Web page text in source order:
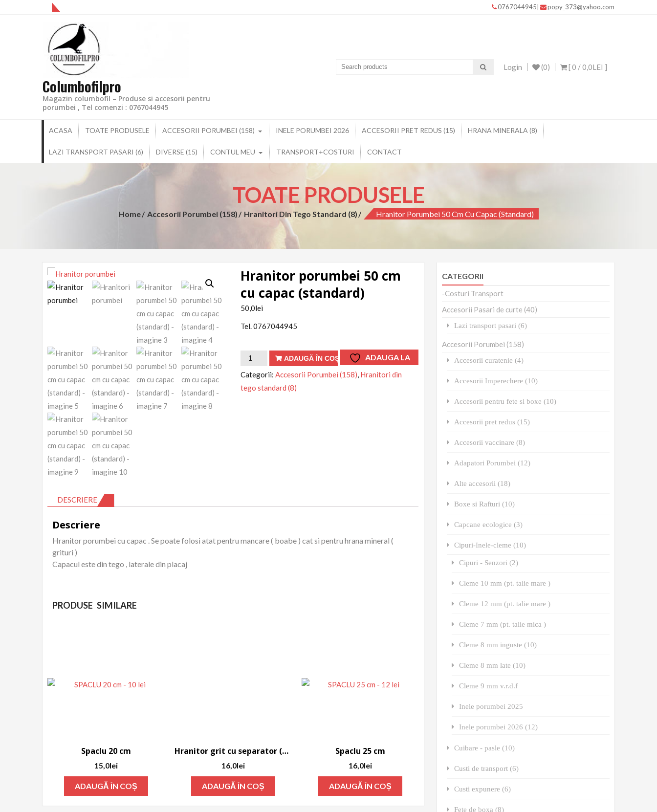
0767044945 popy_373@yahoo.com
Columbofilpro
Magazin columbofil – Produse si accesorii pentru
porumbei , Tel comenzi : 0767044945
[ 0 /0,0LEI ]
(0)
Login
ACASA TOATE PRODUSELE ACCESORII PORUMBEI (158) INELE PORUMBEI 2026 ACCESORII PRET REDUS (15) HRANA MINERALA (8)
LAZI TRANSPORT PASARI (6) DIVERSE (15) CONTUL MEU TRANSPORT+COSTURI CONTACT
TOATE PRODUSELE
Home Accesorii Porumbei (158) Hranitori Din Tego Standard (8) Hranitor Porumbei 50 Cm Cu Capac (standard)
Hranitor porumbei 50 cm
cu capac (standard)
50,0lei
Tel. 0767044945
Cantitate
ADAUGĂ ÎN COȘ
ADAUGA LA
FAVORITE
Categorii:Accesorii Porumbei (158), Hranitori din
tego standard (8)
DESCRIERE
Descriere
Hranitor porumbei cu capac . Se poate folosi atat pentru mancare ( boabe ) cat si pentru hrana mineral (
grituri )
Capacul este din tego , laterale din placaj
PRODUSE SIMILARE
Spaclu 20 cm
15,0lei
ADAUGĂ ÎN COȘ
Hranitor grit cu separator (Gri)
16,0lei
ADAUGĂ ÎN COȘ
Spaclu 25 cm
16,0lei
ADAUGĂ ÎN COȘ
CATEGORII
-Costuri Transport
Accesorii Pasari de curte (40)
Lazi transport pasari (6)
Accesorii Porumbei (158)
Accesorii curatenie (4)
Accesorii Imperechere (10)
Accesorii pentru fete si boxe (10)
Accesorii pret redus (15)
Accesorii vaccinare (8)
Adapatori Porumbei (12)
Alte accesorii (18)
Boxe si Rafturi (10)
Capcane ecologice (3)
Cipuri-Inele-cleme (10)
Cipuri - Senzori (2)
Cleme 10 mm (pt. talie mare )
Cleme 12 mm (pt. talie mare )
Cleme 7 mm (pt. talie mica )
Cleme 8 mm inguste (10)
Cleme 8 mm late (10)
Cleme 9 mm v.r.d.f
Inele porumbei 2025
Inele porumbei 2026 (12)
Cuibare - pasle (10)
Custi de transport (6)
Custi expunere (6)
Fete de boxa (8)